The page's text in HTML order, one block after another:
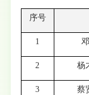
序号
1
2 杨
3 蔡